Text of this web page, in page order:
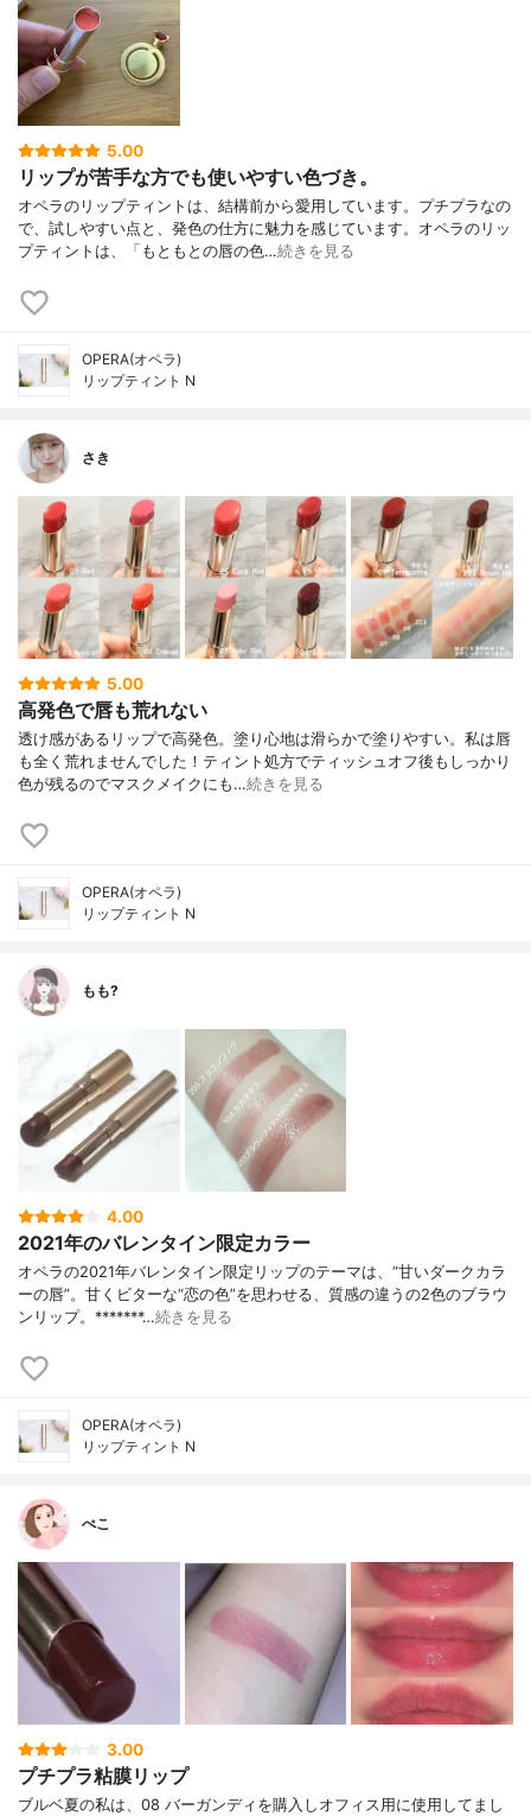
5.00
リップが苦手な方でも使いやすい色づき。
オペラのリップティントは、結構前から愛用しています。プチプラなの
で、試しやすい点と、発色の仕方に魅力を感じています。オペラのリッ
プティントは、「もともとの唇の色…続きを見る
OPERA(オペラ)
リップティント N
さき
5.00
高発色で唇も荒れない
透け感があるリップで高発色。塗り心地は滑らかで塗りやすい。 私は唇
も全く荒れませんでした！ ティント処方でティッシュオフ後もしっかり
色が残るのでマスクメイクにも…続きを見る
OPERA(オペラ)
リップティント N
もも?
4.00
2021年のバレンタイン限定カラー
オペラの2021年バレンタイン限定リップのテーマは、“甘いダークカラ
ーの唇”。甘くビターな“恋の色”を思わせる、質感の違うの2色のブラウ
ンリップ。*******…続きを見る
OPERA(オペラ)
リップティント N
ぺこ
3.00
プチプラ粘膜リップ
ブルベ夏の私は、08 バーガンディを購入しオフィス用に使用してまし